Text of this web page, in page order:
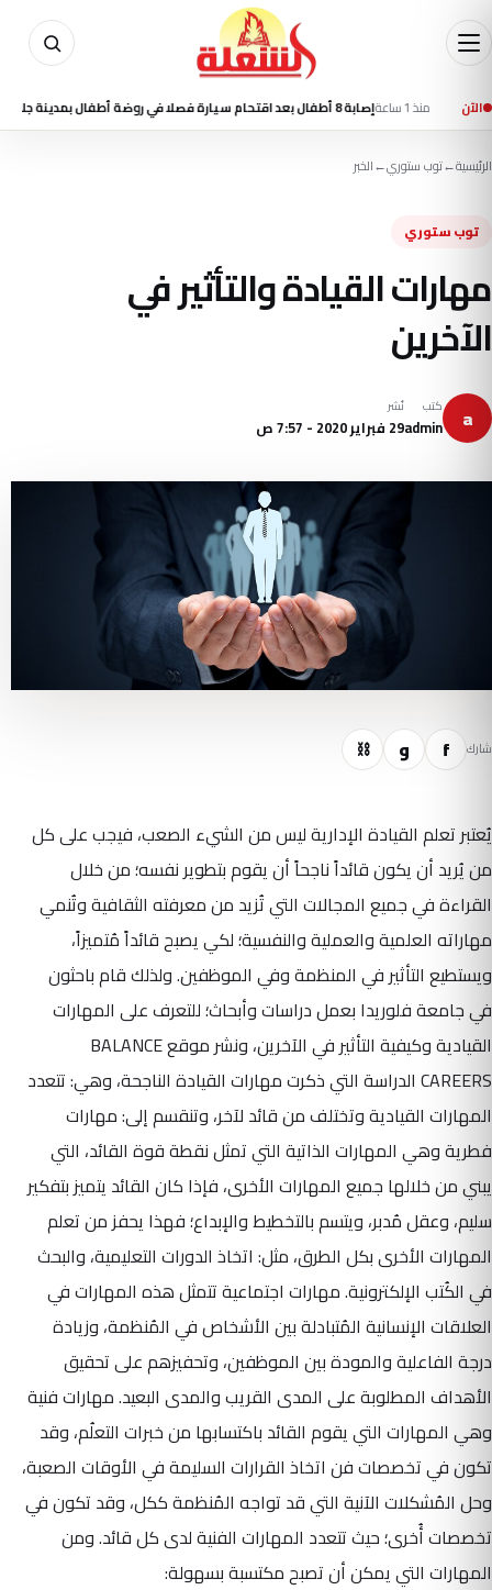
الآن
منذ 1 ساعة إصابة 8 أطفال بعد اقتحام سيارة فصلا في روضة أطفال بمدينة جلينديل الأمريكية
الرئيسية←توب ستوري←الخبر
توب ستوري
مهارات القيادة والتأثير في
الآخرين
a كتب
admin
نُشر
29 فبراير 2020 - 7:57 ص
شارك f و ⛓
يُعتبر تعلم القيادة الإدارية ليس من الشيء الصعب، فيجب على كل
من يُريد أن يكون قائداً ناجحاً أن يقوم بتطوير نفسه؛ من خلال
القراءة في جميع المجالات التي تُزيد من معرفته الثقافية وتُنمي
مهاراته العلمية والعملية والنفسية؛ لكي يصبح قائداً مُتميزاً،
ويستطيع التأثير في المنظمة وفي الموظفين. ولذلك قام باحثون
في جامعة فلوريدا بعمل دراسات وأبحاث؛ للتعرف على المهارات
القيادية وكيفية التأثير في الآخرين، ونشر موقع BALANCE
CAREERS الدراسة التي ذكرت مهارات القيادة الناجحة، وهي: تتعدد
المهارات القيادية وتختلف من قائد لآخر، وتنقسم إلى: مهارات
فطرية وهي المهارات الذاتية التي تمثل نقطة قوة القائد، التي
يبني من خلالها جميع المهارات الأخرى، فإذا كان القائد يتميز بتفكير
سليم، وعقل مُدبر، ويتسم بالتخطيط والإبداع؛ فهذا يحفز من تعلم
المهارات الأخرى بكل الطرق، مثل: اتخاذ الدورات التعليمية، والبحث
في الكُتب الإلكترونية. مهارات اجتماعية تتمثل هذه المهارات في
العلاقات الإنسانية المُتبادلة بين الأشخاص في المُنظمة، وزيادة
درجة الفاعلية والمودة بين الموظفين، وتحفيزهم على تحقيق
الأهداف المطلوبة على المدى القريب والمدى البعيد. مهارات فنية
وهي المهارات التي يقوم القائد باكتسابها من خبرات التعلُم، وقد
تكون في تخصصات فن اتخاذ القرارات السليمة في الأوقات الصعبة،
وحل المُشكلات الآنية التي قد تواجه المُنظمة ككل، وقد تكون في
تخصصات أُخرى؛ حيث تتعدد المهارات الفنية لدى كل قائد. ومن
المهارات التي يمكن أن تصبح مكتسبة بسهولة: